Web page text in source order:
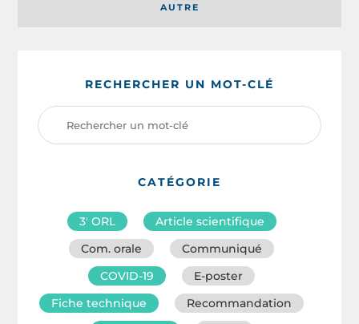
AUTRE
RECHERCHER UN MOT-CLÉ
CATÉGORIE
3′ ORL
Article scientifique
Com. orale
Communiqué
COVID-19
E-poster
Fiche technique
Recommandation